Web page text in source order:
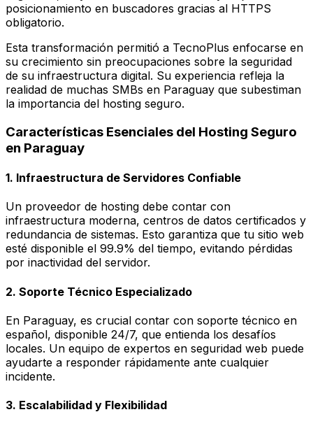
posicionamiento en buscadores gracias al HTTPS
obligatorio.
Esta transformación permitió a TecnoPlus enfocarse en
su crecimiento sin preocupaciones sobre la seguridad
de su infraestructura digital. Su experiencia refleja la
realidad de muchas SMBs en Paraguay que subestiman
la importancia del hosting seguro.
Características Esenciales del Hosting Seguro
en Paraguay
1. Infraestructura de Servidores Confiable
Un proveedor de hosting debe contar con
infraestructura moderna, centros de datos certificados y
redundancia de sistemas. Esto garantiza que tu sitio web
esté disponible el 99.9% del tiempo, evitando pérdidas
por inactividad del servidor.
2. Soporte Técnico Especializado
En Paraguay, es crucial contar con soporte técnico en
español, disponible 24/7, que entienda los desafíos
locales. Un equipo de expertos en seguridad web puede
ayudarte a responder rápidamente ante cualquier
incidente.
3. Escalabilidad y Flexibilidad